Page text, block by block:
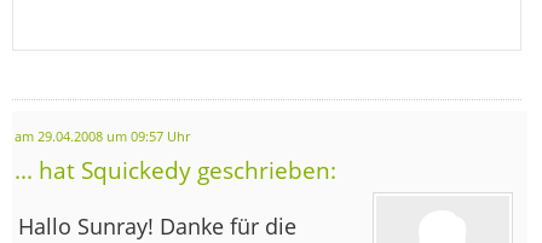
am 29.04.2008 um 09:57 Uhr
... hat Squickedy geschrieben:
Hallo Sunray! Danke für die